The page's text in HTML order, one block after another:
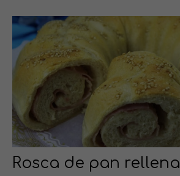
Rosca de pan rellena